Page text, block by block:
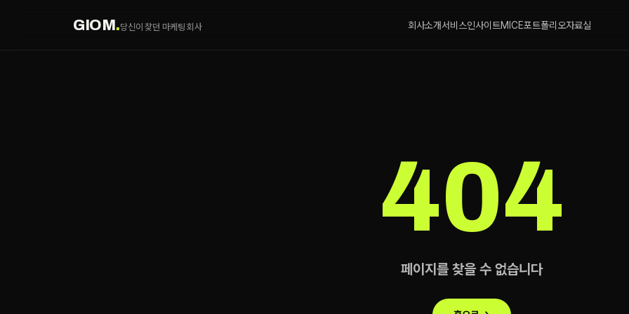
GIOM.당신이 찾던 마케팅 회사 회사소개서비스인사이트MICE포트폴리오자료실
404
페이지를 찾을 수 없습니다